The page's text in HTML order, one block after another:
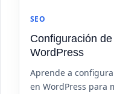
SEO
Configuración
WordPress
Aprende a
en WordPress para